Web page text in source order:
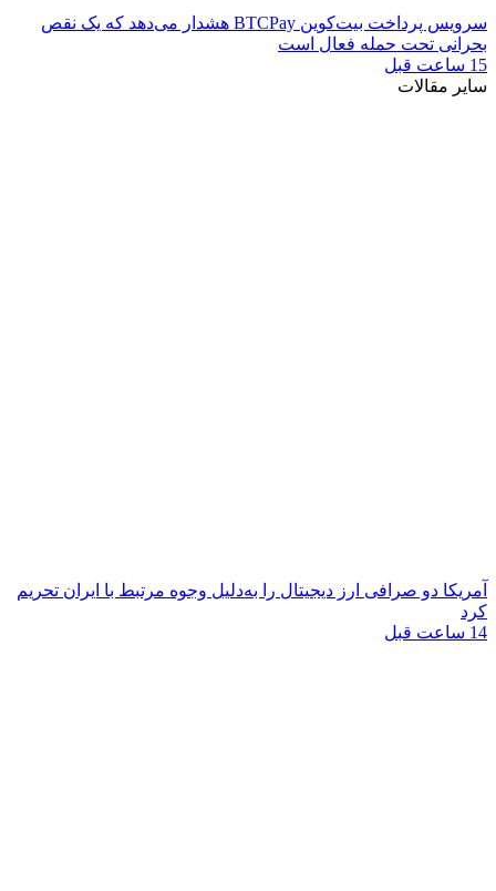
سرویس پرداخت بیت‌کوین BTCPay هشدار می‌دهد که یک نقص
بحرانی تحت حمله فعال است
15 ساعت قبل
سایر مقالات
آمریکا دو صرافی ارز دیجیتال را به‌دلیل وجوه مرتبط با ایران تحریم
کرد
14 ساعت قبل